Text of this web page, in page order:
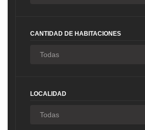
CANTIDAD DE HABITACIONES
LOCALIDAD